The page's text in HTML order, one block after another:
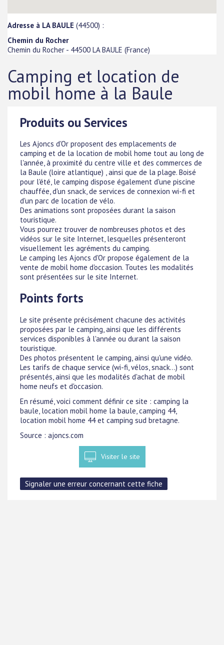
Adresse à LA BAULE (44500) :
Chemin du Rocher
Chemin du Rocher - 44500 LA BAULE (France)
Camping et location de
mobil home à la Baule
Produits ou Services
Les Ajoncs d'Or proposent des emplacements de
camping et de la location de mobil home tout au long de
l'année, à proximité du centre ville et des commerces de
la Baule (loire atlantique) , ainsi que de la plage. Boisé
pour l'été, le camping dispose également d'une piscine
chauffée, d'un snack, de services de connexion wi-fi et
d'un parc de location de vélo.
Des animations sont proposées durant la saison
touristique.
Vous pourrez trouver de nombreuses photos et des
vidéos sur le site Internet, lesquelles présenteront
visuellement les agréments du camping.
Le camping les Ajoncs d'Or propose également de la
vente de mobil home d'occasion. Toutes les modalités
sont présentées sur le site Internet.
Points forts
Le site présente précisément chacune des activités
proposées par le camping, ainsi que les différents
services disponibles à l'année ou durant la saison
touristique.
Des photos présentent le camping, ainsi qu'une vidéo.
Les tarifs de chaque service (wi-fi, vélos, snack...) sont
présentés, ainsi que les modalités d'achat de mobil
home neufs et d'occasion.
En résumé, voici comment définir ce site : camping la
baule, location mobil home la baule, camping 44,
location mobil home 44 et camping sud bretagne.
Source : ajoncs.com
Visiter le site